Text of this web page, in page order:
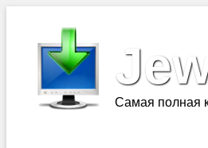
Самая полная